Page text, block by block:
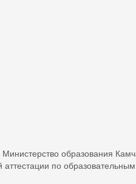
образования
аттестации по